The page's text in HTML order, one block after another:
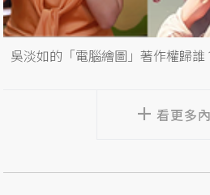
吳淡如的「電腦繪圖」著作權歸
看更多